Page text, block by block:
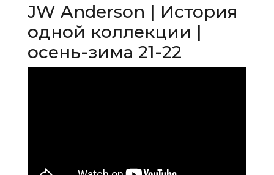
JW Anderson | История
одной коллекции |
осень-зима 21-22